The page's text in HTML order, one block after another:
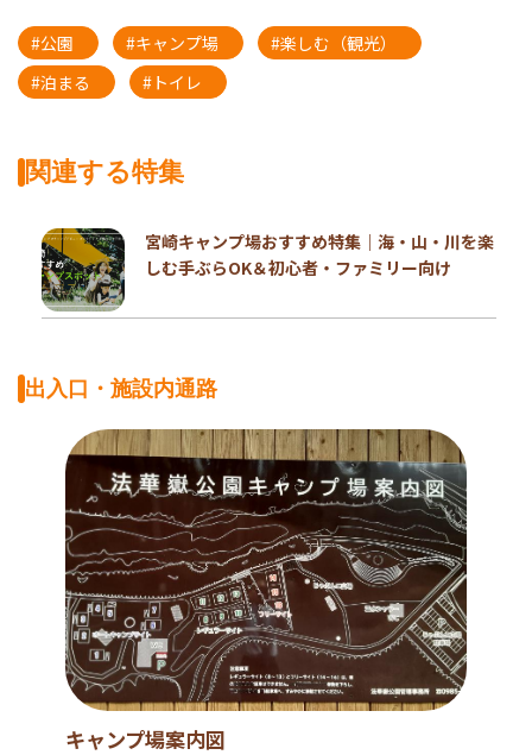
#公園 #キャンプ場
#楽しむ（観光）
#泊まる
#トイレ
関連する特集
宮崎キャンプ場おすすめ特集｜海・山・川を楽
しむ手ぶらOK＆初心者・ファミリー向け
出入口・施設内通路
キャンプ場案内図